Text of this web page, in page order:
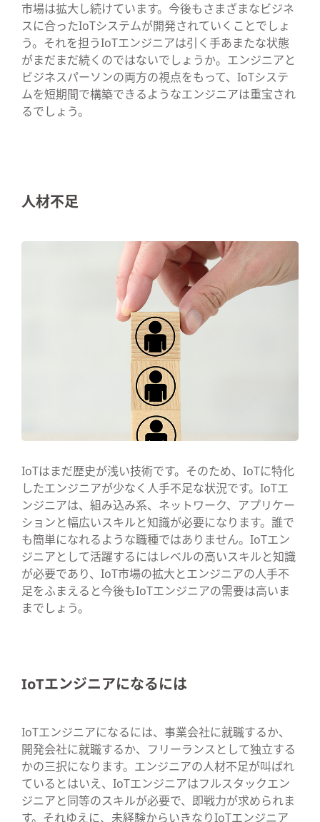
市場は拡大し続けています。今後もさまざまなビジネ
スに合ったIoTシステムが開発されていくことでしょ
う。それを担うIoTエンジニアは引く手あまたな状態
がまだまだ続くのではないでしょうか。エンジニアと
ビジネスパーソンの両方の視点をもって、IoTシステ
ムを短期間で構築できるようなエンジニアは重宝され
るでしょう。
人材不足
IoTはまだ歴史が浅い技術です。そのため、IoTに特化
したエンジニアが少なく人手不足な状況です。IoTエ
ンジニアは、組み込み系、ネットワーク、アプリケー
ションと幅広いスキルと知識が必要になります。誰で
も簡単になれるような職種ではありません。IoTエン
ジニアとして活躍するにはレベルの高いスキルと知識
が必要であり、IoT市場の拡大とエンジニアの人手不
足をふまえると今後もIoTエンジニアの需要は高いま
までしょう。
IoTエンジニアになるには
IoTエンジニアになるには、事業会社に就職するか、
開発会社に就職するか、フリーランスとして独立する
かの三択になります。エンジニアの人材不足が叫ばれ
ているとはいえ、IoTエンジニアはフルスタックエン
ジニアと同等のスキルが必要で、即戦力が求められま
す。それゆえに、未経験からいきなりIoTエンジニア